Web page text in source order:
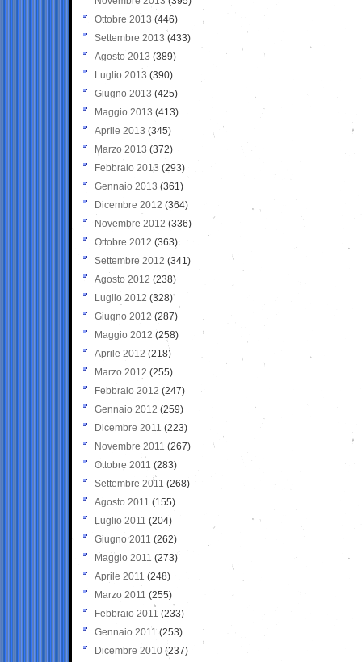
Ottobre 2013 (446)
Settembre 2013 (433)
Agosto 2013 (389)
Luglio 2013 (390)
Giugno 2013 (425)
Maggio 2013 (413)
Aprile 2013 (345)
Marzo 2013 (372)
Febbraio 2013 (293)
Gennaio 2013 (361)
Dicembre 2012 (364)
Novembre 2012 (336)
Ottobre 2012 (363)
Settembre 2012 (341)
Agosto 2012 (238)
Luglio 2012 (328)
Giugno 2012 (287)
Maggio 2012 (258)
Aprile 2012 (218)
Marzo 2012 (255)
Febbraio 2012 (247)
Gennaio 2012 (259)
Dicembre 2011 (223)
Novembre 2011 (267)
Ottobre 2011 (283)
Settembre 2011 (268)
Agosto 2011 (155)
Luglio 2011 (204)
Giugno 2011 (262)
Maggio 2011 (273)
Aprile 2011 (248)
Marzo 2011 (255)
Febbraio 2011 (233)
Gennaio 2011 (253)
Dicembre 2010 (237)